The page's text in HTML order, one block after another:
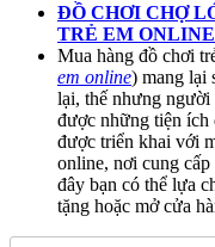
ĐỒ CHƠI CHỢ
TRẺ EM
Mua hàng đồ chơi
em online) mang lại
lại, thế nhưng
được những tiện
được triển khai với
online, nơi cung cấp
đây bạn có thể lựa
tặng hoặc mở cửa